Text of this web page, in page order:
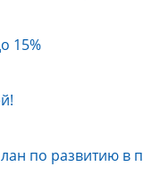
15%
по развитию в